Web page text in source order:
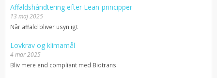
Affaldshåndtering efter Lean-principper
13 maj 2025
Når affald bliver usynligt
Lovkrav og klimamål
4 mar 2025
Bliv mere end compliant med Biotrans